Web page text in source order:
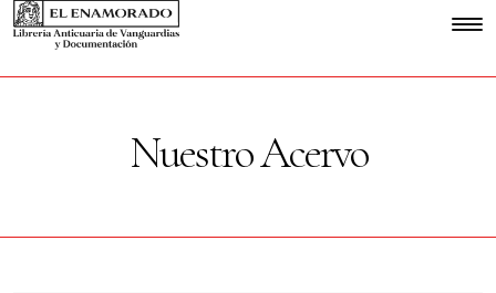
Nuestro Acervo